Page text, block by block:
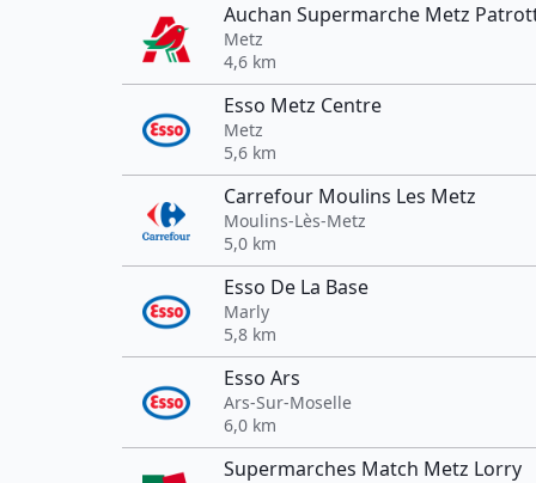
Auchan Supermarche Metz
Metz
4,6 km
Esso Metz Centre
Metz
5,6 km
Carrefour Moulins Les Metz
Moulins-Lès-Metz
5,0 km
Esso De La Base
Marly
5,8 km
Esso Ars
Ars-Sur-Moselle
6,0 km
Supermarches Match Metz Lorry